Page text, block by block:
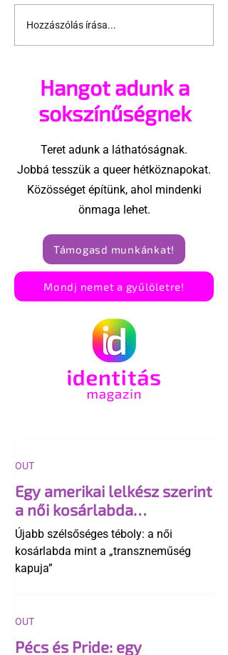
Leprásokhoz
hasonlították a
Hozzászólás írása...
Hangot adunk a
sokszínűségnek
Teret adunk a láthatóságnak.
Jobbá tesszük a queer hétköznapokat.
Közösséget építünk, ahol mindenki
önmaga lehet.
Támogasd munkánkat!
Mondj nemet a gyűlöletre!
Egy amerikai lelkész szerint
a női kosárlabda
transzneműséghez vezet
Újabb szélsőséges téboly: a női
kosárlabda mint a „transzneműség
kapuja”
OUT
Pécs és Pride: egy
OUT